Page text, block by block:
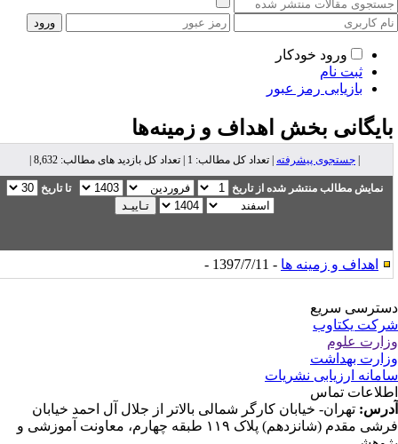
ورود خودکار
ثبت نام
بازیابی رمز عبور
بخشاهداف و زمینه‌ها
جستجوی پیشرفته| تعداد کل مطالب: 1 | تعداد کل بازدید های مطالب: 8,632 |
نمایش مطالب منتشر شده از تاریخ تا تاریخ
اهداف و زمینه ها- 1397/7/11 -
سریع
یکتاوب
علوم
بهداشت
ارزیابی نشریات
تماس
تهران- خیابان کارگر شمالی بالاتر از جلال آل احمد خیابان
فرشی مقدم (شانزدهم) پلاک ۱۱۹ طبقه چهارم، معاونت آموزشی و